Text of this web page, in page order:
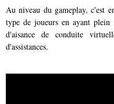
Au niveau du gameplay, c'est
type de joueurs en ayant plein
d'aisance de conduite
d'assistances.